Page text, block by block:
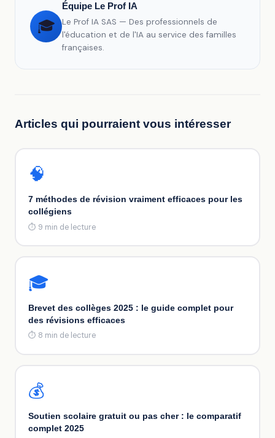
🎓
Équipe Le Prof IA
Le Prof IA SAS — Des professionnels de
l'éducation et de l'IA au service des familles
françaises.
Articles qui pourraient vous intéresser
🧠
7 méthodes de révision vraiment efficaces pour les
collégiens
⏱ 9 min de lecture
🎓
Brevet des collèges 2025 : le guide complet pour
des révisions efficaces
⏱ 8 min de lecture
💰
Soutien scolaire gratuit ou pas cher : le comparatif
complet 2025